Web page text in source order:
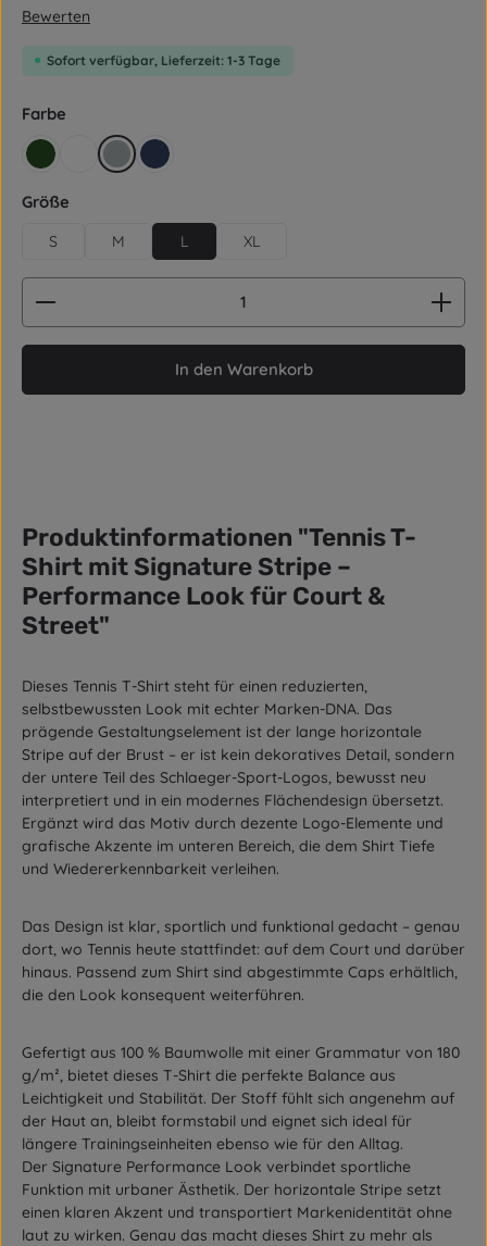
Durchschnittliche Bewertung von 0 von 5 Sternen
Bewerten
Sofort verfügbar, Lieferzeit: 1-3 Tage
Farbe
retro grün
weiß grau dunkelblau / Navy
Größe
S M L XL
Produkt Anzahl: Gib den gewünschten Wert
In den Warenkorb
Produktinformationen "Tennis T-
Shirt mit Signature Stripe –
Performance Look für Court &
Street"
Dieses Tennis T-Shirt steht für einen reduzierten,
selbstbewussten Look mit echter Marken-DNA. Das
prägende Gestaltungselement ist der lange horizontale
Stripe auf der Brust – er ist kein dekoratives Detail, sondern
der untere Teil des Schlaeger-Sport-Logos , bewusst neu
interpretiert und in ein modernes Flächendesign übersetzt.
Ergänzt wird das Motiv durch dezente Logo-Elemente und
grafische Akzente im unteren Bereich, die dem Shirt Tiefe
und Wiedererkennbarkeit verleihen.
Das Design ist klar, sportlich und funktional gedacht – genau
dort, wo Tennis heute stattfindet: auf dem Court und darüber
hinaus. Passend zum Shirt sind abgestimmte Caps erhältlich,
die den Look konsequent weiterführen.
Gefertigt aus 100 % Baumwolle mit einer Grammatur von 180
g/m² , bietet dieses T-Shirt die perfekte Balance aus
Leichtigkeit und Stabilität. Der Stoff fühlt sich angenehm auf
der Haut an, bleibt formstabil und eignet sich ideal für
längere Trainingseinheiten ebenso wie für den Alltag.
Der Signature Performance Look verbindet sportliche
Funktion mit urbaner Ästhetik. Der horizontale Stripe setzt
einen klaren Akzent und transportiert Markenidentität ohne
laut zu wirken. Genau das macht dieses Shirt zu mehr als